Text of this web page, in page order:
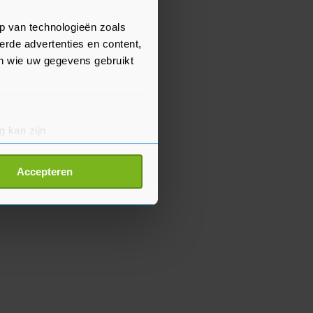
van technologieën zoals
advertenties en content,
wie uw gegevens gebruikt
kan zijn
detailgedeelte
Accepteren